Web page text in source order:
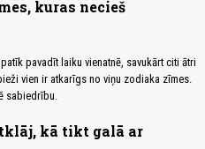
kuras necieš
pavadīt laiku vienatnē, savukārt citi ātri
vien ir atkarīgs no viņu zodiaka zīmes.
sabiedrību.
kā tikt galā ar